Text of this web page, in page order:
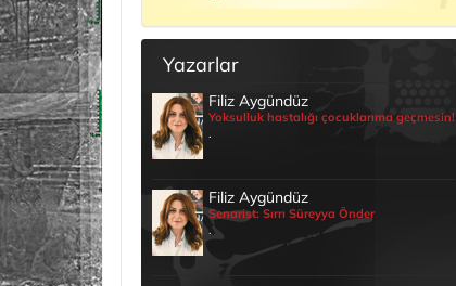
Yazarlar
Filiz Aygündüz
Yoksulluk hastalığı çocuklarıma geçmesin!
.
Filiz Aygündüz
Senarist: Sırrı Süreyya Önder
.